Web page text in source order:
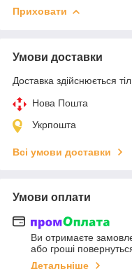
Приховати
Умови доставки
Доставка здійснюється
Нова Пошта
Укрпошта
Всі умови доставки
Умови оплати
Ви отримаєте
або гроші
Детальніше